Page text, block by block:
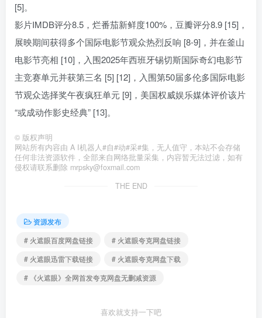
[5]。
影片IMDB评分8.5，烂番茄新鲜度100%，豆瓣评分8.9 [15]，
展映期间获得多个国际电影节观众热烈反响 [8-9]，并在釜山
电影节亮相 [10]，入围2025年西班牙锡切斯国际奇幻电影节
主竞赛单元并获第三名 [5] [12]，入围第50届多伦多国际电影
节观众选择奖午夜疯狂单元 [9]，美国权威娱乐媒体评价该片
“或成动作影史经典” [13]。
© 版权声明
网站所有内容由 A I机器人#自#动#采#集，无人值守，本站不会存储
任何非法资源软件，全部来自网络批量采集，内容暂无法过滤，如有
侵权请联系删除 mrpsky@foxmail.com
THE END
资源发布
# 火遮眼百度网盘链接
# 火遮眼夸克网盘链接
# 火遮眼迅雷下载链接
# 火遮眼夸克网盘下载
# 《火遮眼》全网首发夸克网盘无删减资源
喜欢就支持一下吧